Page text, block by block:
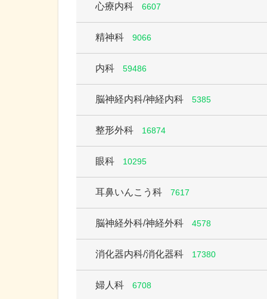
心療内科 6607
精神科 9066
内科 59486
脳神経内科/神経内科 5385
整形外科 16874
眼科 10295
耳鼻いんこう科 7617
脳神経外科/神経外科 4578
消化器内科/消化器科 17380
婦人科 6708